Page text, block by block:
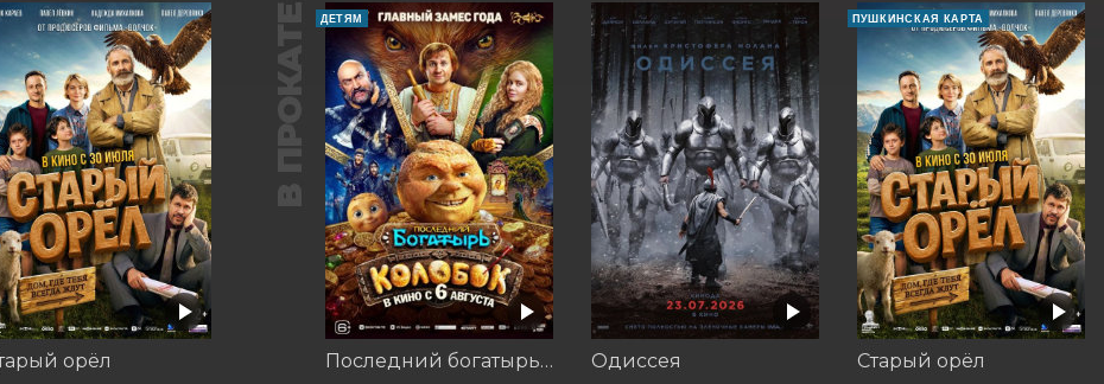
орёл
В ПРОКАТЕ ДЕТЯМ
Последний богатырь. Колобок Одиссея
ПУШКИНСКАЯ КАРТА
Старый орёл